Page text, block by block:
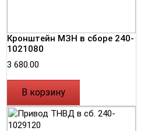
Кронштейн МЗН в сборе 240-
1021080
3 680.00
В корзину